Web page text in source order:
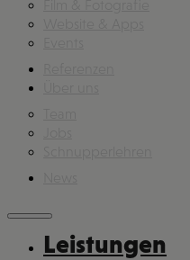
Leistungen